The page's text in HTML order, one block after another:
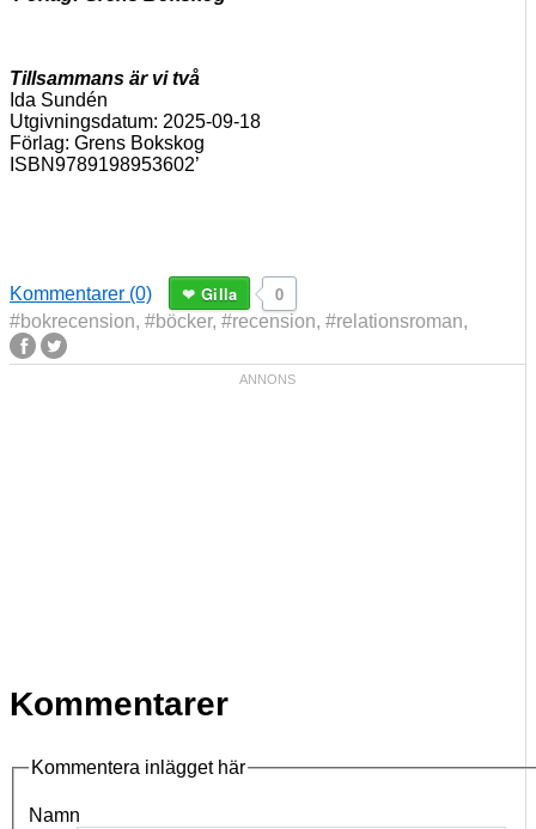
Tillsammans är vi två
Ida Sundén
Utgivningsdatum: 2025-09-18
Förlag: Grens Bokskog
ISBN9789198953602’
Kommentarer (0) 0
Gilla
#bokrecension, #böcker, #recension, #relationsroman,
Kommentarer
Kommentera inlägget här
Namn